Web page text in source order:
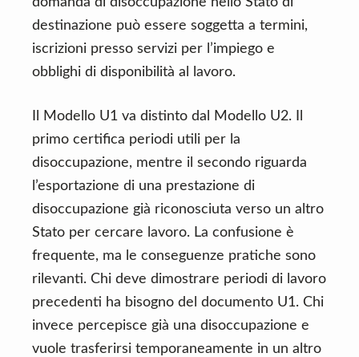
destinazione può essere soggetta a termini,
iscrizioni presso servizi per l’impiego e
obblighi di disponibilità al lavoro.
Il Modello U1 va distinto dal Modello U2. Il
primo certifica periodi utili per la
disoccupazione, mentre il secondo riguarda
l’esportazione di una prestazione di
disoccupazione già riconosciuta verso un altro
Stato per cercare lavoro. La confusione è
frequente, ma le conseguenze pratiche sono
rilevanti. Chi deve dimostrare periodi di lavoro
precedenti ha bisogno del documento U1. Chi
invece percepisce già una disoccupazione e
vuole trasferirsi temporaneamente in un altro